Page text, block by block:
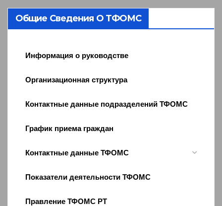
Общие Сведения О ТФОМС
Информация о руководстве
Организационная структура
Контактные данные подразделений ТФОМС
График приема граждан
Контактные данные ТФОМС
Показатели деятельности ТФОМС
Правление ТФОМС РТ